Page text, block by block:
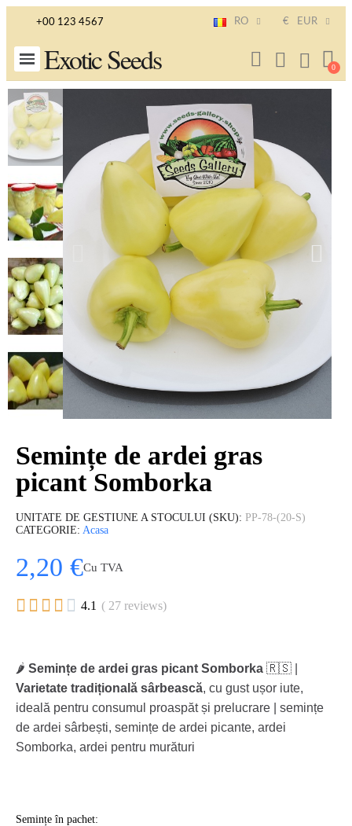
+00 123 4567 RO € EUR
Exotic Seeds
Semințe de ardei gras
picant Somborka
UNITATE DE GESTIUNE A STOCULUI (SKU)
PP-78-(20-S)
CATEGORIE Acasa
2,20 €Cu TVA
     4.1 ( 27 reviews)
🌶️ Semințe de ardei gras picant Somborka 🇷🇸 |
Varietate tradițională sârbească, cu gust ușor iute,
ideală pentru consumul proaspăt și prelucrare | semințe
de ardei sârbești, semințe de ardei picante, ardei
Somborka, ardei pentru murături
Semințe în pachet: